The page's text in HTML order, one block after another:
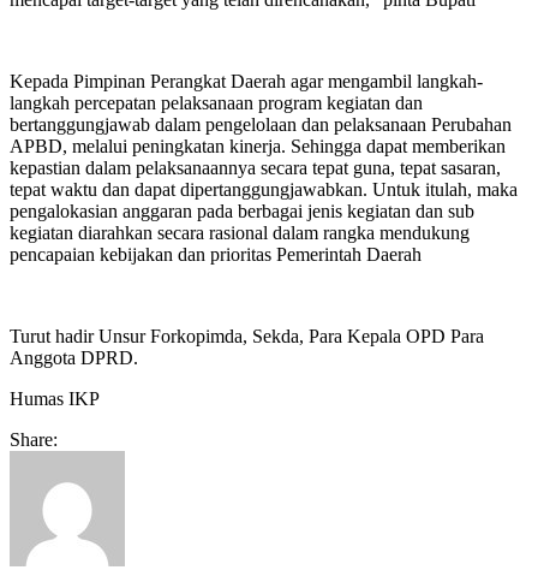
Kepada Pimpinan Perangkat Daerah agar mengambil langkah-
langkah percepatan pelaksanaan program kegiatan dan
bertanggungjawab dalam pengelolaan dan pelaksanaan Perubahan
APBD, melalui peningkatan kinerja. Sehingga dapat memberikan
kepastian dalam pelaksanaannya secara tepat guna, tepat sasaran,
tepat waktu dan dapat dipertanggungjawabkan. Untuk itulah, maka
pengalokasian anggaran pada berbagai jenis kegiatan dan sub
kegiatan diarahkan secara rasional dalam rangka mendukung
pencapaian kebijakan dan prioritas Pemerintah Daerah
Turut hadir Unsur Forkopimda, Sekda, Para Kepala OPD Para
Anggota DPRD.
Humas IKP
Share: